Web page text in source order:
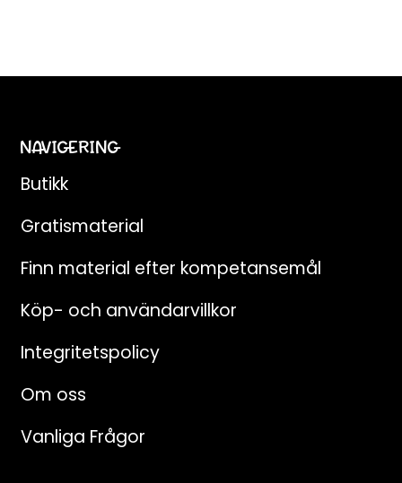
NAVIGERING
Butikk
Gratismaterial
Finn material efter kompetansemål
Köp- och användarvillkor
Integritetspolicy
Om oss
Vanliga Frågor